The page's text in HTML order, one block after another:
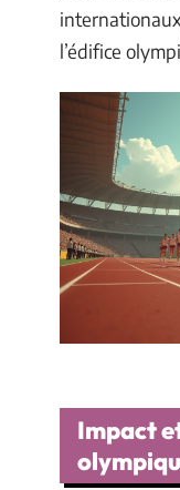
l’édifice
Impact